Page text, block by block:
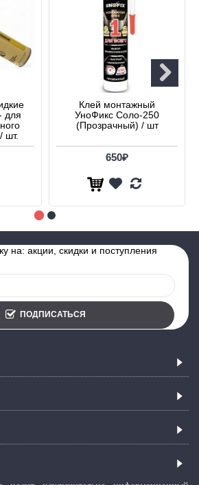
для
шт.
Клей монтажный
УноФикс Соло-250
(Прозрачный) / шт
650₽
на: акции, скидки и поступления
ПОДПИСАТЬСЯ